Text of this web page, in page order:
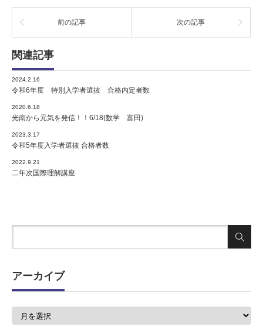
前の記事 次の記事
関連記事
2024.2.16
令和6年度 特別入学者選抜 合格内定者数
2020.6.18
光南から元気を発信！！6/18(数学 富田)
2023.3.17
令和5年度入学者選抜 合格者数
2022.9.21
二年次国際理解講座
アーカイブ